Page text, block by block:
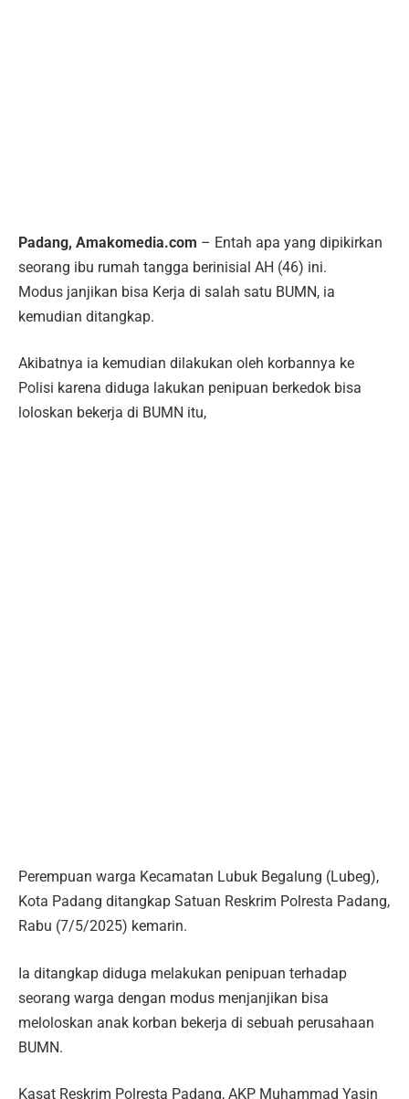
Padang, Amakomedia.com – Entah apa yang dipikirkan
seorang ibu rumah tangga berinisial AH (46) ini.
Modus janjikan bisa Kerja di salah satu BUMN, ia
kemudian ditangkap.
Akibatnya ia kemudian dilakukan oleh korbannya ke
Polisi karena diduga lakukan penipuan berkedok bisa
loloskan bekerja di BUMN itu,
Perempuan warga Kecamatan Lubuk Begalung (Lubeg),
Kota Padang ditangkap Satuan Reskrim Polresta Padang,
Rabu (7/5/2025) kemarin.
Ia ditangkap diduga melakukan penipuan terhadap
seorang warga dengan modus menjanjikan bisa
meloloskan anak korban bekerja di sebuah perusahaan
BUMN.
Kasat Reskrim Polresta Padang, AKP Muhammad Yasin